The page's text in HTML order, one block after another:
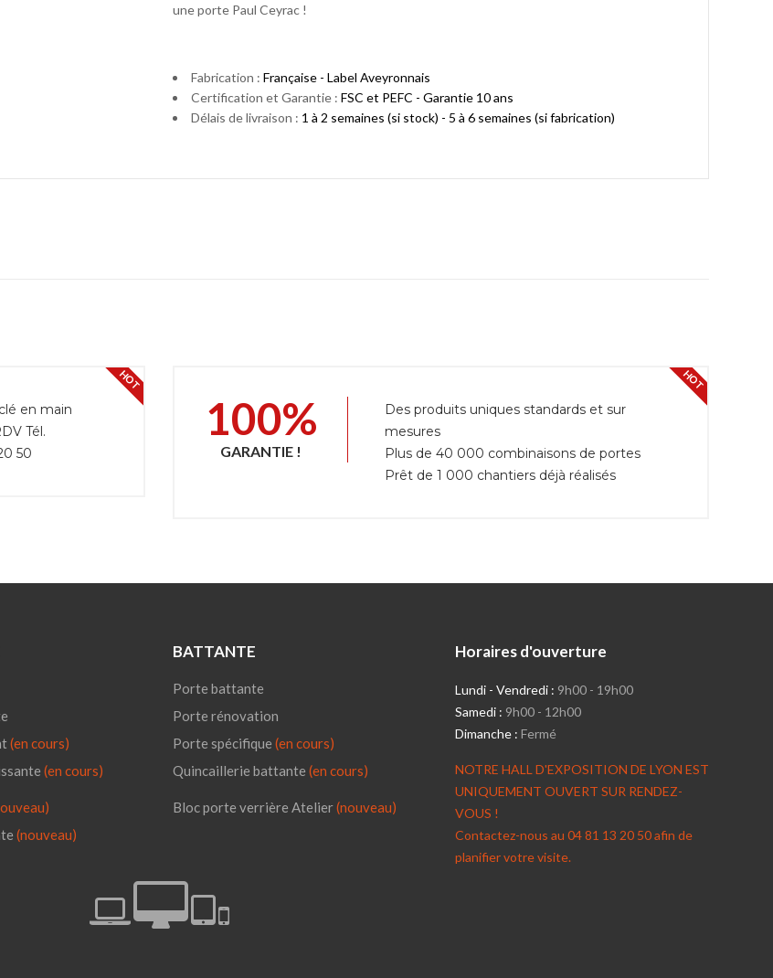
une porte Paul Ceyrac !
Fabrication : Française - Label Aveyronnais
Certification et Garantie : FSC et PEFC - Garantie 10 ans
Délais de livraison : 1 à 2 semaines (si stock) - 5 à 6 semaines (si fabrication)
HOT
en main
Tél.
50
HOT
100%
GARANTIE !
Des produits uniques standards et sur
mesures
Plus de 40 000 combinaisons de portes
Prêt de 1 000 chantiers déjà réalisés
(en cours)
(en cours)
(nouveau)
BATTANTE
Porte battante
Porte rénovation
Porte spécifique (en cours)
Quincaillerie battante (en cours)
Bloc porte verrière Atelier(nouveau)
Horaires d'ouverture
Lundi - Vendredi : 9h00 - 19h00
Samedi : 9h00 - 12h00
Dimanche : Fermé
NOTRE HALL D'EXPOSITION DE LYON EST
UNIQUEMENT OUVERT SUR RENDEZ-
VOUS !
Contactez-nous au 04 81 13 20 50 afin de
planifier votre visite.